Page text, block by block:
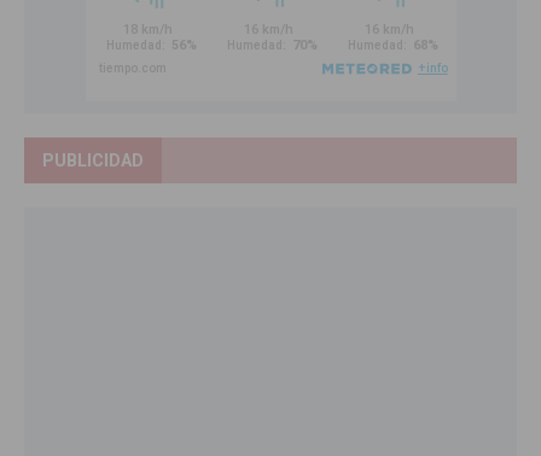
PUBLICIDAD